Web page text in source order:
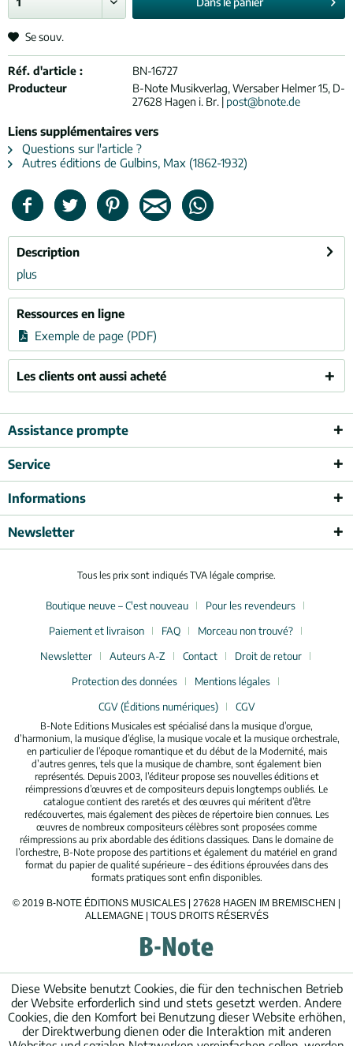
Se souv.
Réf. d'article :
BN-16727
Producteur
B-Note Musikverlag, Wersaber Helmer 15, D-
27628 Hagen i. Br. | post@bnote.de
Liens supplémentaires vers
Questions sur l'article ?
Autres éditions de Gulbins, Max (1862-1932)
Description
plus
Ressources en ligne
Exemple de page (PDF)
Les clients ont aussi acheté
Assistance prompte
Service
Informations
Newsletter
Tous les prix sont indiqués TVA légale comprise.
Boutique neuve – C'est nouveau
Pour les revendeurs
Paiement et livraison
FAQ
Morceau non trouvé?
Newsletter
Auteurs A-Z Contact
Droit de retour
Protection des données
Mentions légales
CGV (Éditions numériques)
CGV
B-Note Editions Musicales est spécialisé dans la musique d’orgue,
d’harmonium, la musique d’église, la musique vocale et la musique orchestrale,
en particulier de l’époque romantique et du début de la Modernité, mais
d’autres genres, tels que la musique de chambre, sont également bien
représentés. Depuis 2003, l’éditeur propose ses nouvelles éditions et
réimpressions d’œuvres et de compositeurs depuis longtemps oubliés. Le
catalogue contient des raretés et des œuvres qui méritent d’être
redécouvertes, mais également des pièces de répertoire bien connues. Les
œuvres de nombreux compositeurs célèbres sont proposées comme
réimpressions au prix abordable des éditions classiques. Dans le domaine de
l’orchestre, B-Note propose des partitions et également du matériel en grand
format du papier de qualité supérieure – des éditions éprouvées dans des
formats pratiques sont enfin disponibles.
© 2019 B-NOTE ÉDITIONS MUSICALES | 27628 HAGEN IM BREMISCHEN |
ALLEMAGNE | TOUS DROITS RÉSERVÉS
Diese Website benutzt Cookies, die für den technischen Betrieb
der Website erforderlich sind und stets gesetzt werden. Andere
Cookies, die den Komfort bei Benutzung dieser Website erhöhen,
der Direktwerbung dienen oder die Interaktion mit anderen